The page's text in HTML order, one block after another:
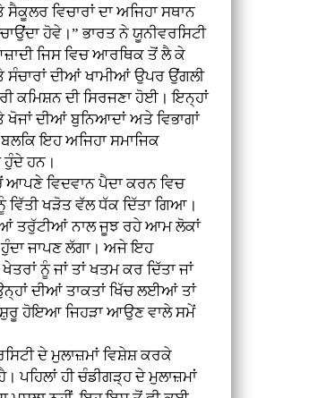
ਵਿਚਾਰਾਂ ਦਾ ਅਜਿਹਾ ਸਥਾਨ
ਹੋਵੇ।” ਭਾਰਤ ਨੇ ਯੂਨੀਵਰਸਿਟੀ
ਜਿਸ ਵਿਚ ਆਰਥਿਕ ਤੋਂ ਲੈ ਕੇ
ਸੰਚਾਰਾਂ ਦੀਆਂ ਖਾਮੀਆਂ ਉਪਰ ਉਂਗਲੀ
ਕਮਿਸ਼ਨ ਦੀ ਸਿਰਜਣਾ ਹੋਈ। ਇਨ੍ਹਾਂ
ਖੋਜਾਂ ਦੀਆਂ ਬੁਨਿਆਦਾਂ ਅਤੇ ਵਿਭਾਗਾਂ
ਇਹ ਅਜਿਹਾ ਸਮਾਜਿਕ
ਹੁੰਦੇ ਹਨ।
ਵਿਦਵਾਨ ਪੈਦਾ ਕਰਨ ਵਿਚ
ਖੜੋਤ ਵੱਲ ਧੱਕ ਦਿੱਤਾ ਗਿਆ।
ਤਰੁੱਟੀਆਂ ਨਾਲ ਜੂਝ ਰਹੇ ਆਮ ਲੋਕਾਂ
ਜਾਪਣ ਲੱਗਾ। ਅਜੇ ਇਹ
ਨੂੰ ਜਾਂ ਤਾਂ ਖਤਮ ਕਰ ਦਿੱਤਾ ਜਾਂ
ਦੀਆਂ ਤਾਕਤਾਂ ਖਿੱਚ ਲਈਆਂ ਤਾਂ
ਸ਼ੁਰੂ ਹੋਇਆ ਜਿਹੜਾ ਆਉਣ ਵਾਲੇ ਸਮੇਂ
ਦੇ ਮੁਲਾਜ਼ਮਾਂ ਵਿਸ਼ੇਸ਼ ਕਰਕੇ
ਪਹਿਲਾਂ ਹੀ ਚੰਡੀਗੜ੍ਹ ਦੇ ਮੁਲਾਜ਼ਮਾਂ